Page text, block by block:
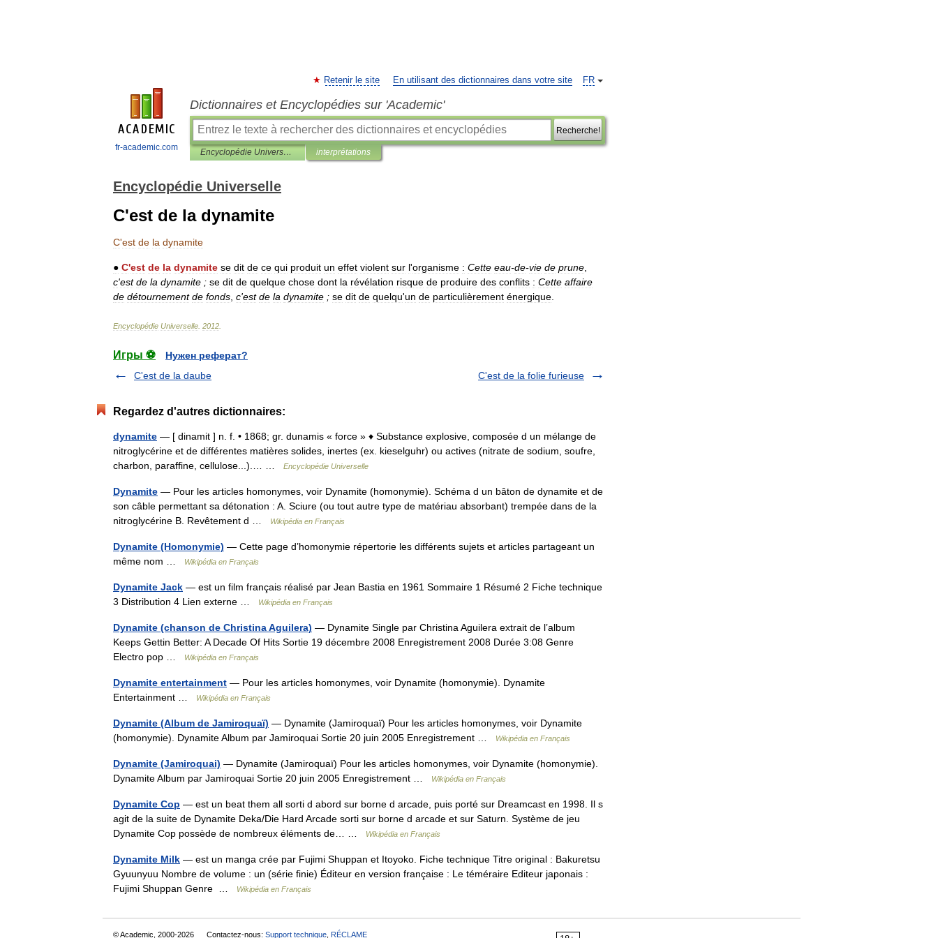
fr-academic.com
FR
Retenir le site En utilisant des dictionnaires dans votre site
Dictionnaires et Encyclopédies sur 'Academic'
Recherche!
Encyclopédie Universelle interprétations
Encyclopédie Universelle
C'est de la dynamite
C'est de la dynamite
● C'est de la dynamite se dit de ce qui produit un effet violent sur l'organisme : Cette eau-de-vie de prune
c'est de la dynamite ; se dit de quelque chose dont la révélation risque de produire des conflits : Cette affaire
de détournement de fonds c'est de la dynamite ; se dit de quelqu'un de particulièrement énergique
Encyclopédie Universelle 2012
Игры ⚽
Нужен реферат?
C'est de la daube
C'est de la folie furieuse
Regardez d'autres dictionnaires:
dynamite — [ dinamit ] n. f. • 1868; gr. dunamis « force » ♦ Substance explosive, composée d un mélange de
nitroglycérine et de différentes matières solides, inertes (ex. kieselguhr) ou actives (nitrate de sodium, soufre,
charbon, paraffine, cellulose...).… …
Encyclopédie Universelle
Dynamite — Pour les articles homonymes, voir Dynamite (homonymie). Schéma d un bâton de dynamite et de
son câble permettant sa détonation : A. Sciure (ou tout autre type de matériau absorbant) trempée dans de la
nitroglycérine B. Revêtement d …
Wikipédia en Français
Dynamite (Homonymie) — Cette page d’homonymie répertorie les différents sujets et articles partageant un
même nom …
Wikipédia en Français
Dynamite Jack — est un film français réalisé par Jean Bastia en 1961 Sommaire 1 Résumé 2 Fiche technique
3 Distribution 4 Lien externe …
Wikipédia en Français
Dynamite (chanson de Christina Aguilera) — Dynamite Single par Christina Aguilera extrait de l’album
Keeps Gettin Better: A Decade Of Hits Sortie 19 décembre 2008 Enregistrement 2008 Durée 3:08 Genre
Electro pop …
Wikipédia en Français
Dynamite entertainment — Pour les articles homonymes, voir Dynamite (homonymie). Dynamite
Entertainment …
Wikipédia en Français
Dynamite (Album de Jamiroquaï) — Dynamite (Jamiroquaï) Pour les articles homonymes, voir Dynamite
(homonymie). Dynamite Album par Jamiroquai Sortie 20 juin 2005 Enregistrement …
Wikipédia en Français
Dynamite (Jamiroquai) — Dynamite (Jamiroquaï) Pour les articles homonymes, voir Dynamite (homonymie).
Dynamite Album par Jamiroquai Sortie 20 juin 2005 Enregistrement …
Wikipédia en Français
Dynamite Cop — est un beat them all sorti d abord sur borne d arcade, puis porté sur Dreamcast en 1998. Il s
agit de la suite de Dynamite Deka/Die Hard Arcade sorti sur borne d arcade et sur Saturn. Système de jeu
Dynamite Cop possède de nombreux éléments de… …
Wikipédia en Français
Dynamite Milk — est un manga crée par Fujimi Shuppan et Itoyoko. Fiche technique Titre original : Bakuretsu
Gyuunyuu Nombre de volume : un (série finie) Éditeur en version française : Le téméraire Editeur japonais :
Fujimi Shuppan Genre …
Wikipédia en Français
© Academic, 2000-2026 Contactez-nous: Support technique RÉCLAME